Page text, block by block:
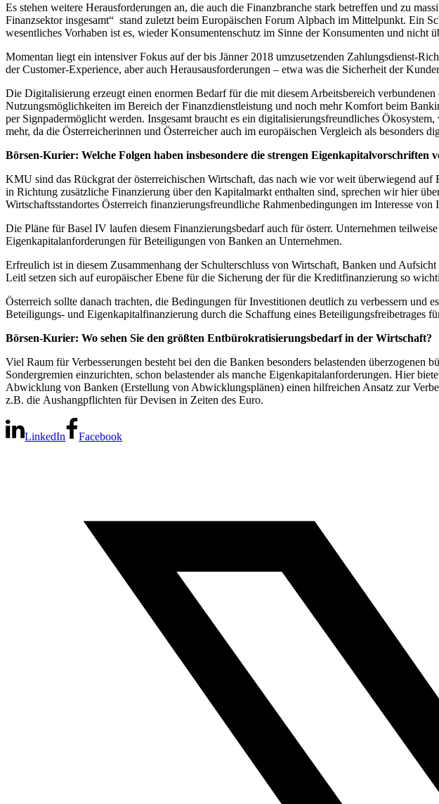
Es stehen weitere Herausforderungen an, die auch die Finanzbranche stark betreffen und zu
Finanzsektor insgesamt“ stand zuletzt beim Europäischen Forum Alpbach im Mittelpunkt. Ein
wesentliches Vorhaben ist es, wieder Konsumentenschutz im Sinne der Konsumenten und
Momentan liegt ein intensiver Fokus auf der bis Jänner 2018 umzusetzenden Zahlungsdienst-
der Customer-Experience, aber auch Herausausforderungen – etwa was die Sicherheit der
Die Digitalisierung erzeugt einen enormen Bedarf für die mit diesem Arbeitsbereich
Nutzungsmöglichkeiten im Bereich der Finanzdienstleistung und noch mehr Komfort beim
per Signpadermöglicht werden. Insgesamt braucht es ein digitalisierungsfreundliches
mehr, da die Österreicherinnen und Österreicher auch im europäischen Vergleich als besonders
Börsen-Kurier: Welche Folgen haben insbesondere die strengen
KMU sind das Rückgrat der österreichischen Wirtschaft, das nach wie vor weit überwiegend
in Richtung zusätzliche Finanzierung über den Kapitalmarkt enthalten sind, sprechen wir hier
Wirtschaftsstandortes Österreich finanzierungsfreundliche Rahmenbedingungen im Interesse
Die Pläne für Basel IV laufen diesem Finanzierungsbedarf auch für österr. Unternehmen
Eigenkapitalanforderungen für Beteiligungen von Banken an Unternehmen.
Erfreulich ist in diesem Zusammenhang der Schulterschluss von Wirtschaft, Banken und
Leitl setzen sich auf europäischer Ebene für die Sicherung der für die Kreditfinanzierung so
Österreich sollte danach trachten, die Bedingungen für Investitionen deutlich zu verbessern
Beteiligungs- und Eigenkapitalfinanzierung durch die Schaffung eines Beteiligungsfreibetrages
Börsen-Kurier: Wo sehen Sie den größten Entbürokratisierungsbedarf in der Wirtschaft?
Viel Raum für Verbesserungen besteht bei den die Banken besonders belastenden
Sondergremien einzurichten, schon belastender als manche Eigenkapitalanforderungen. Hier
Abwicklung von Banken (Erstellung von Abwicklungsplänen) einen hilfreichen Ansatz zur
z.B. die Aushangpflichten für Devisen in Zeiten des Euro.
LinkedIn Facebook